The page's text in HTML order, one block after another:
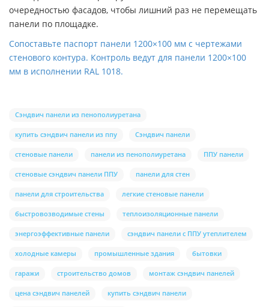
очередностью фасадов, чтобы лишний раз не перемещать
панели по площадке.
Сопоставьте паспорт панели 1200×100 мм с чертежами
стенового контура. Контроль ведут для панели 1200×100
мм в исполнении RAL 1018.
Сэндвич панели из пенополиуретана
купить сэндвич панели из ппу Сэндвич панели
стеновые панели панели из пенополиуретана ППУ панели
стеновые сэндвич панели ППУ панели для стен
панели для строительства легкие стеновые панели
быстровозводимые стены теплоизоляционные панели
энергоэффективные панели сэндвич панели с ППУ утеплителем
холодные камеры промышленные здания бытовки
гаражи строительство домов монтаж сэндвич панелей
цена сэндвич панелей купить сэндвич панели